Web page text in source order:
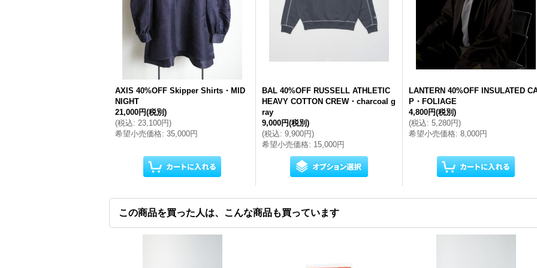
AXIS 40%OFF Skipper Shirts・MID
NIGHT
21,000円(税別)
(税込: 23,100円)
希望小売価格: 35,000円
BAL 40%OFF RUSSELL ATHLETIC
HEAVY COTTON CREW・charcoal g
ray
9,000円(税別)
(税込: 9,900円)
希望小売価格: 15,000円
LANTERN 40%OFF INSULATED
P・FOLIAGE
4,800円(税別)
(税込: 5,280円)
希望小売価格: 8,000円
この商品を買った人は、こんな商品も買っています